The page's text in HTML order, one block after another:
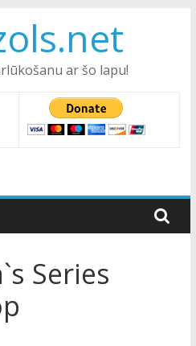
ar šo lapu!
Series